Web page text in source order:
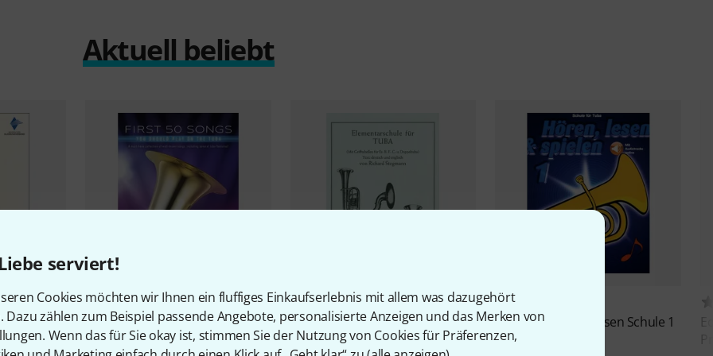
serviert!
Cookies möchten wir Ihnen ein fluffiges Einkaufserlebnis mit allem was dazugehört
Dazu zählen zum Beispiel passende Angebote, personalisierte Anzeigen und das Merken von
Wenn das für Sie okay ist, stimmen Sie der Nutzung von Cookies für Präferenzen,
Aktuell beliebt
Praxis
6
Hal Leonard 50 Songs You
Should Tuba
16
Richard Stegmann
Elementarschule für Tuba
De Haske
Hören Lesen Schule 1
Tuba